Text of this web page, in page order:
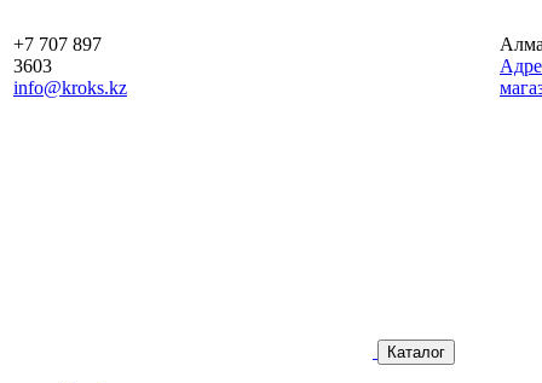
+7 707 897
3603
info@kroks.kz
Каталог